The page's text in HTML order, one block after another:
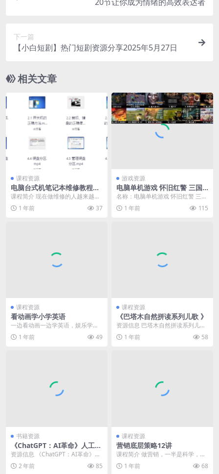
下一篇
【小白短剧】热门短剧资源分享2025年5月27日
相关文章
课程资源
电脑台式机笔记本维修教程合
集
课程简介 现在做维修的人越来越少
了，尤其技术好的很少很少，很多
维修店小病大修，无...
1 年前 37
游戏资源
电脑单机游戏 怀旧红警 三国
志 街机游戏 PC 经典【60.6G
B】
名称：电脑单机游戏 怀旧红警 三国
志 街机游戏 PC 经典【60.6GB】 链
接...1 年前 115
课程资源
看动画学小学英语
一边看动画一边学英语，娱乐学习
两不误，简单有趣，通俗易懂，从
基础到精通，详细讲解...
1 年前 49
课程资源
《巴塔木自然拼读系列儿歌 》
资源信息 巴塔木自然拼读系列儿歌
将自然拼读规则融入欢快的儿歌
中，通过生动有趣的旋...
1 年前 58
书籍资源
《ChatGPT：AI革命》人工智
能技术科普书籍
资源信息 《ChatGPT：AI革命》是
一本详实的科普书籍，它从原理及
应用方面深...
2 年前 85
课程资源
营销底层策略12讲
课程简介 做营销，一半是科学，一
半是艺术。 营销的科学是必须要学
会科学的工具与方...
1 年前 68